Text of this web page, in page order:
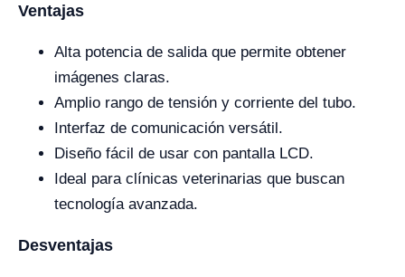
Ventajas
Alta potencia de salida que permite obtener
imágenes claras.
Amplio rango de tensión y corriente del tubo.
Interfaz de comunicación versátil.
Diseño fácil de usar con pantalla LCD.
Ideal para clínicas veterinarias que buscan
tecnología avanzada.
Desventajas